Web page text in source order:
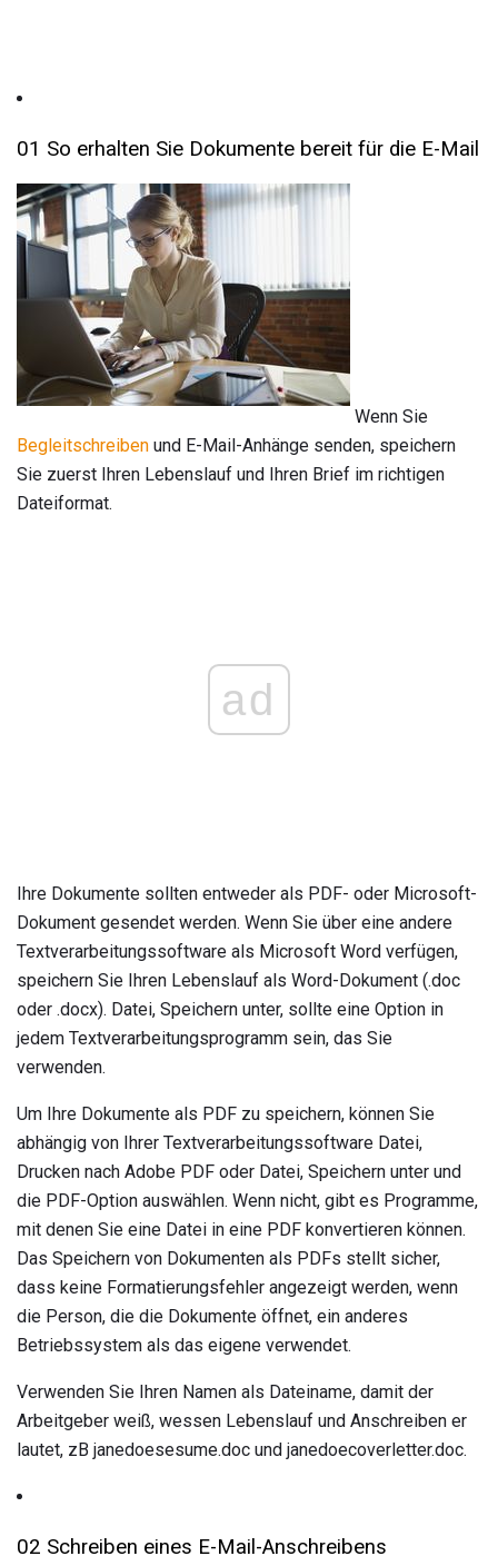
01 So erhalten Sie Dokumente bereit für die E-Mail
Wenn Sie
Begleitschreiben und E-Mail-Anhänge senden, speichern
Sie zuerst Ihren Lebenslauf und Ihren Brief im richtigen
Dateiformat.
ad
Ihre Dokumente sollten entweder als PDF- oder Microsoft-
Dokument gesendet werden. Wenn Sie über eine andere
Textverarbeitungssoftware als Microsoft Word verfügen,
speichern Sie Ihren Lebenslauf als Word-Dokument (.doc
oder .docx). Datei, Speichern unter, sollte eine Option in
jedem Textverarbeitungsprogramm sein, das Sie
verwenden.
Um Ihre Dokumente als PDF zu speichern, können Sie
abhängig von Ihrer Textverarbeitungssoftware Datei,
Drucken nach Adobe PDF oder Datei, Speichern unter und
die PDF-Option auswählen. Wenn nicht, gibt es Programme,
mit denen Sie eine Datei in eine PDF konvertieren können.
Das Speichern von Dokumenten als PDFs stellt sicher,
dass keine Formatierungsfehler angezeigt werden, wenn
die Person, die die Dokumente öffnet, ein anderes
Betriebssystem als das eigene verwendet.
Verwenden Sie Ihren Namen als Dateiname, damit der
Arbeitgeber weiß, wessen Lebenslauf und Anschreiben er
lautet, zB janedoesesume.doc und janedoecoverletter.doc.
02 Schreiben eines E-Mail-Anschreibens